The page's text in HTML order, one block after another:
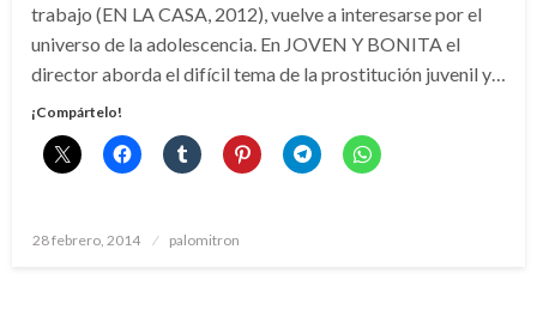
trabajo (EN LA CASA, 2012), vuelve a interesarse por el
universo de la adolescencia. En JOVEN Y BONITA el
director aborda el difícil tema de la prostitución juvenil y…
¡Compártelo!
Publicado
28 febrero, 2014 palomitron